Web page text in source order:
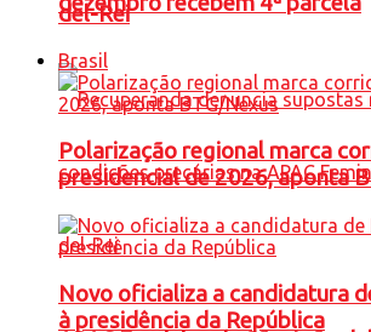
del-Rei
Brasil
Polarização regional marca
presidencial de 2026, aponta
Novo oficializa a candidatura
à presidência da República